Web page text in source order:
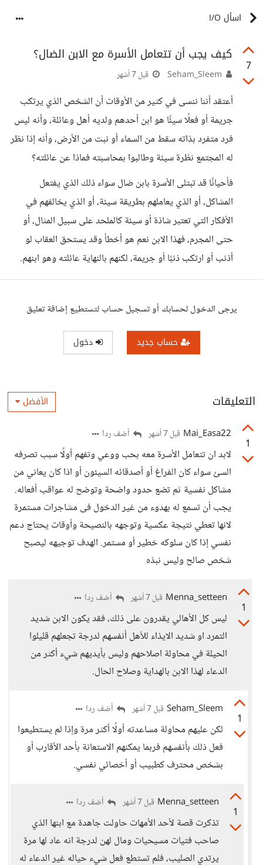
اسأل I/O
7
كيف يجب أن تتعامل الأسرة مع الابن الضال؟
قبل 7 أشهر
أعتقد أننا ننسى في كثير من الأوقات أن الشخص الذي يرتكب
جريمة أو فعلًا سيئًا هو ابن أحدهم ولديه أهل وعائلة، وأنه ليس
فرد متفرد بذاته سقط من السماء أو نبت من الأرض، وأنه إذا نظر
له المجتمع نظرة سيئة وطالبوا بمحاسبته فماذا عن عائلته؟​
فأحيانًا قد تبتلى الأسرة بابن ضال سواء ذلك الذي يفتعل
المشاكل، أو الذي يعاملهم بطريقة سيئة، أو الذي يخالفهم في
الأفكار التي تعتبر شاذة أو سيئة كالملحد على سبيل المثال، أو
حتى المجرم، فهذا الابن نعم هو أخطأ وقد يستحق العقاب لو
أذنب أو ارتكب ذنبًا أو جريمة، لكنهم بالنهاية عائلته وهو ابنهم.
يرجى الدخول لحسابك أو تسجيل حساب لتستطيع إضافة تعليق
حساب جديد دخول
التعليقات الأفضل
1
Mai_Easa22 قبل 7 أشهر أضف ردا
لابد ان تتعامل الأسرة معه بحب ووعي وتفهم أولًا سبب تصرفه
السئ سواء كان الفراغ أو أصدقائه السيئون أو اذا كان يعاني من
مشاكل نفسية ثم تضع حدود واضحة وتوضح له عواقب أفعاله.
يجب أن تسمع له بهدوء من غير الدخول فى مشاجرات مستمرة
لانها تعطي نتيجة عكسية وتوجهه بالنصيحة وأوقات يحتاج دعم
نفسي إذا كان سلوكه خطير أو مستمر. الهدف توجيهه ليصبح
شخص صالح وليس نبذه
1
Menna_setteen قبل 7 أشهر أضف ردا
ليس كل الأهالي يقدرون على ذلك، فقد يكون الابن شديد
التمرد او شديد الايذاء للأهل أنفسهم لدرجة تجعلهم قليلوا
الحيلة في محاولة اصلاحهم وليس بأيديهم شيء أكثر من
الدعاء لهذا الابن بالهداية وصلاح الحال.
1
Seham_Sleem قبل 7 أشهر أضف ردا
لكن عليهم محاولة مساعدته أولًا أكثر مرة وإذا لم يستطيعوا
فعل ذلك بأنفسهم فربما يمكنهم الاستعانة بأحد الأقارب أو
بشخص محترف كطبيب أو أخصائي نفسي.
1
Menna_setteen قبل 7 أشهر أضف ردا
تذكرت قصة لأحد الأمهات حاولت جاهدة مع ابنها الذي
صاحب فتيات مسيحيات ومال لهن لدرجة انه عاد لها مرة
يرتدي الصليب، فلم تستطع فعل شيء حياله غير الدعاء له